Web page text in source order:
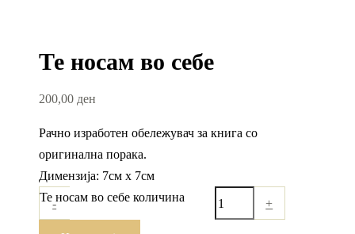
Те носам во себе
200,00 ден
Рачно изработен обележувач за книга со
оригинална порака.
Димензија: 7см х 7см
-
Те носам во себе количина +